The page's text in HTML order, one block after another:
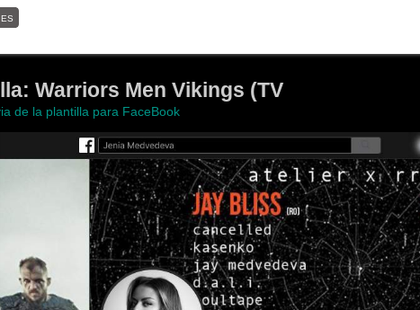
ES
Warriors Men Vikings (TV
de la plantilla para FaceBook